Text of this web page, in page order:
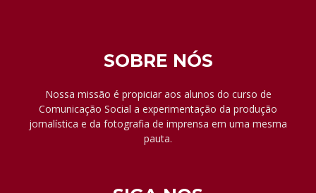
SOBRE NÓS
Nossa missão é propiciar aos alunos do curso de
Comunicação Social a experimentação da produção
jornalística e da fotografia de imprensa em uma mesma
pauta.